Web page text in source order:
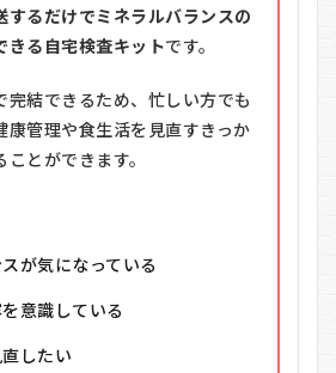
するだけでミネラルバランスの
きる自宅検査キットです。
完結できるため、忙しい方でも
康管理や食生活を見直すきっか
とができます。
が気になっている
意識している
したい